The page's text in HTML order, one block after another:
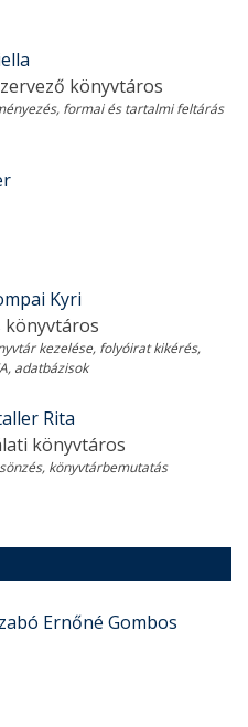
könyvtáros
formai és tartalmi feltárás
Kyri
kezelése, folyóirat kikérés,
adatbázisok
Rita
könyvtáros
könyvtárbemutatás
Ernőné Gombos